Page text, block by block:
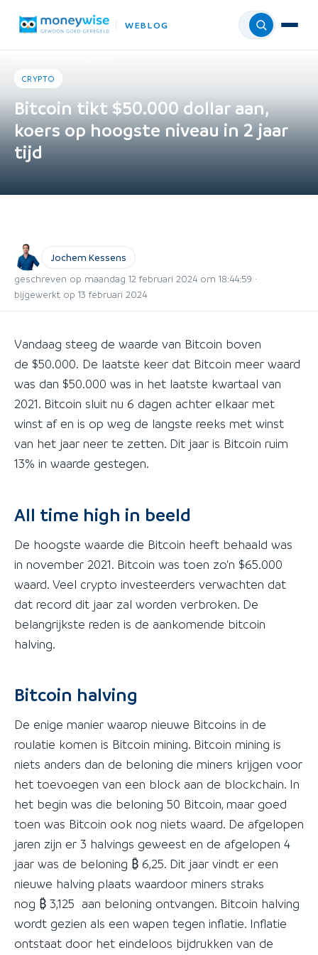
WEBLOG Menu
CRYPTO
Bitcoin tikt $50.000 dollar aan,
koers op hoogste niveau in 2 jaar
tijd
Jochem Kessens
geschreven op maandag 12 februari 2024 om 18:44:59 ·
bijgewerkt op 13 februari 2024
Vandaag steeg de waarde van Bitcoin boven
de $50.000. De laatste keer dat Bitcoin meer waard
was dan $50.000 was in het laatste kwartaal van
2021. Bitcoin sluit nu 6 dagen achter elkaar met
winst af en is op weg de langste reeks met winst
van het jaar neer te zetten. Dit jaar is Bitcoin ruim
13% in waarde gestegen.
All time high in beeld
De hoogste waarde die Bitcoin heeft behaald was
in november 2021. Bitcoin was toen zo'n $65.000
waard. Veel crypto investeerders verwachten dat
dat record dit jaar zal worden verbroken. De
belangrijkste reden is de aankomende bitcoin
halving.
Bitcoin halving
De enige manier waarop nieuwe Bitcoins in de
roulatie komen is Bitcoin mining. Bitcoin mining is
niets anders dan de beloning die miners krijgen voor
het toevoegen van een block aan de blockchain. In
het begin was die beloning 50 Bitcoin, maar goed
toen was Bitcoin ook nog niets waard. De afgelopen
jaren zijn er 3 halvings geweest en de afgelopen 4
jaar was de beloning ₿ 6,25. Dit jaar vindt er een
nieuwe halving plaats waardoor miners straks
nog ₿ 3,125 aan beloning ontvangen. Bitcoin halving
wordt gezien als een wapen tegen inflatie. Inflatie
ontstaat door het eindeloos bijdrukken van de